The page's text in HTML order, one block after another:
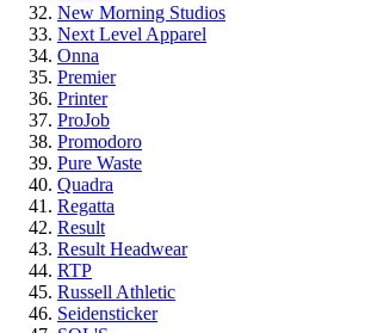
New Morning Studios
Next Level Apparel
Onna
Premier
Printer
ProJob
Promodoro
Pure Waste
Quadra
Regatta
Result
Result Headwear
RTP
Russell Athletic
Seidensticker